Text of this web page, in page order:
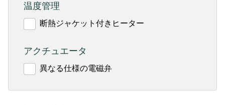
温度管理
断熱ジャケット付きヒーター
アクチュエータ
異なる仕様の電磁弁